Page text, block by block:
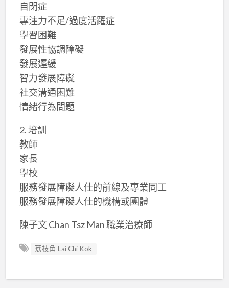
自閉症
專注力不足/過度活躍症
學習困難
發展性協調障礙
發展遲緩
智力發展障礙
社交溝通困難
情緒行為問題
2. 培訓
教師
家長
學校
服務發展障礙人仕的前線及專業同工
服務發展障礙人仕的機構或圑體
陳子文 Chan Tsz Man 職業治療師
荔枝角 Lai Chi Kok